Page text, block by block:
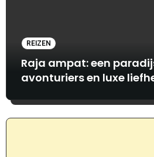
REIZEN
Raja ampat: een
avonturiers en luxe